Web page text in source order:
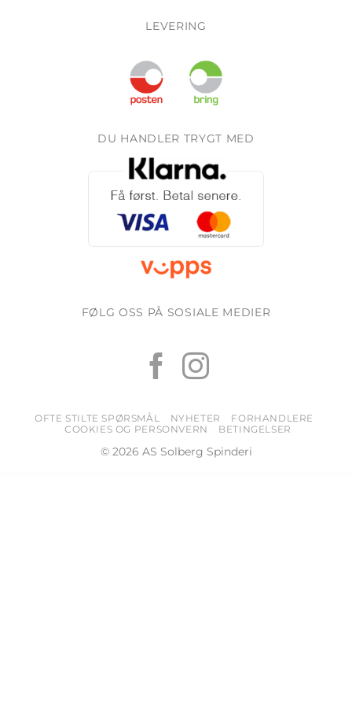
LEVERING
DU HANDLER TRYGT MED
FØLG OSS PÅ SOSIALE MEDIER
OFTE STILTE SPØRSMÅL NYHETER
FORHANDLERE
COOKIES OG PERSONVERN
BETINGELSER
© 2026 AS Solberg Spinderi